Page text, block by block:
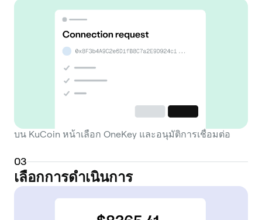
บน KuCoin หน้าเลือก OneKey และอนุมัติการเชื่อมต่อ
03
เลือกการดำเนินการ